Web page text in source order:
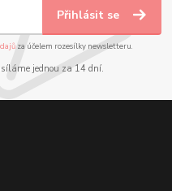
Přihlásit se
za účelem rozesílky newsletteru.
jednou za 14 dní.